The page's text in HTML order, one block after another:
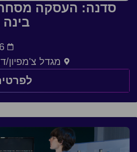
מגדל